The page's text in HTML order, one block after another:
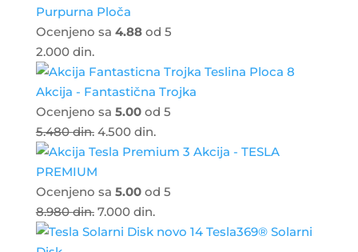
Purpurna Ploča
Ocenjeno sa 4.88od 5
2.000 din.
Akcija - Fantastična Trojka
Ocenjeno sa 5.00od 5
5.480din. 4.500 din.
Akcija - TESLA
PREMIUM
Ocenjeno sa 5.00od 5
8.980din. 7.000 din.
Tesla369® Solarni